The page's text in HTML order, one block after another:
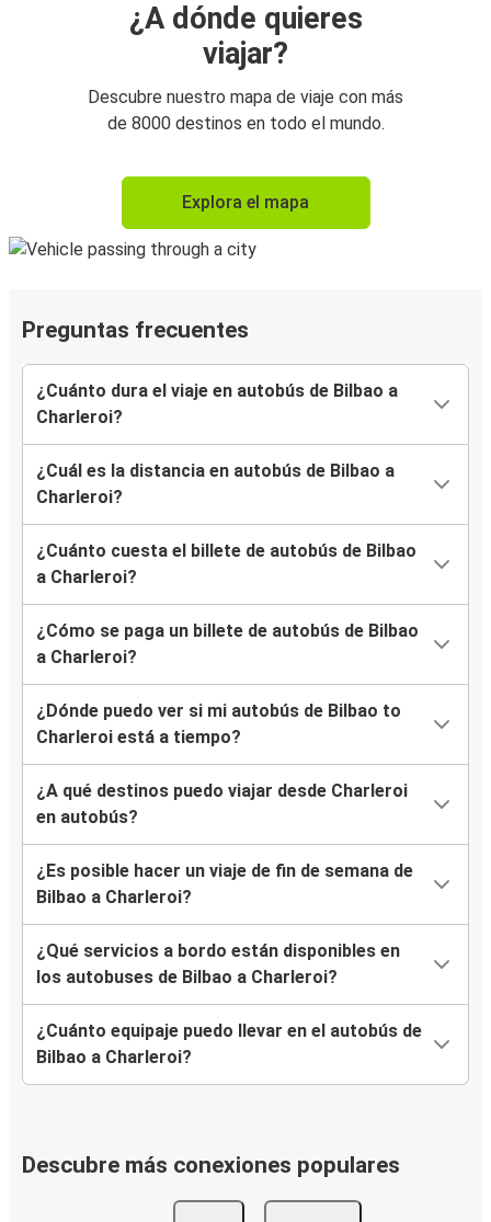
¿A dónde quieres
viajar?
Descubre nuestro mapa de viaje con más
de 8000 destinos en todo el mundo.
Explora el mapa
Preguntas frecuentes
¿Cuánto dura el viaje en autobús de Bilbao a
Charleroi?
¿Cuál es la distancia en autobús de Bilbao a
Charleroi?
¿Cuánto cuesta el billete de autobús de Bilbao
a Charleroi?
¿Cómo se paga un billete de autobús de Bilbao
a Charleroi?
¿Dónde puedo ver si mi autobús de Bilbao to
Charleroi está a tiempo?
¿A qué destinos puedo viajar desde Charleroi
en autobús?
¿Es posible hacer un viaje de fin de semana de
Bilbao a Charleroi?
¿Qué servicios a bordo están disponibles en
los autobuses de Bilbao a Charleroi?
¿Cuánto equipaje puedo llevar en el autobús de
Bilbao a Charleroi?
Descubre más conexiones populares